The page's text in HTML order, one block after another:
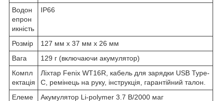
Водон
епрон
икність
IP66
Розмір
127 мм х 37 мм х 26 мм
Вага
129 г (включаючи акумулятор)
Компл
ектація
Ліхтар Fenix WT16R, кабель для зарядки USB Type-
C, ремінець на руку, інструкція, гарантійний талон.
Елеме
Акумулятор Li-polymer 3.7 B/2000 маг